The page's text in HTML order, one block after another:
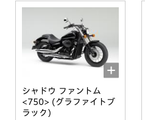
シャドウ ファントム
<750> (グラファイトブ
ラック)